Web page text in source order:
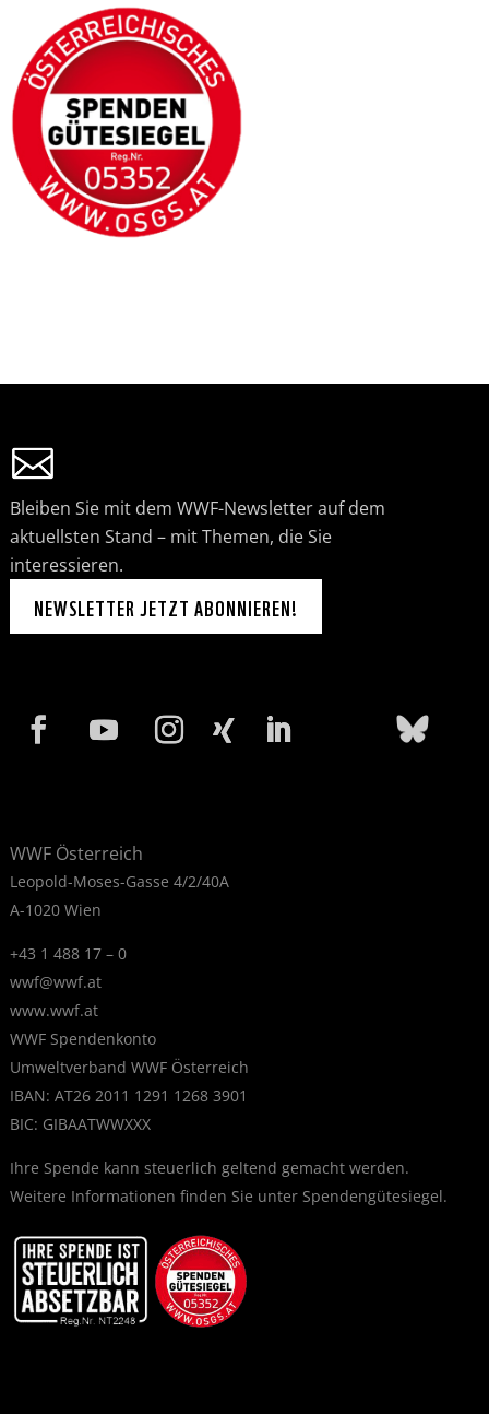
Bleiben Sie mit dem WWF-Newsletter auf dem
aktuellsten Stand – mit Themen, die Sie
interessieren.
NEWSLETTER JETZT ABONNIEREN!
WWF Österreich
Leopold-Moses-Gasse 4/2/40A
A-1020 Wien
+43 1 488 17 – 0
wwf@wwf.at
www.wwf.at
WWF Spendenkonto
Umweltverband WWF Österreich
IBAN: AT26 2011 1291 1268 3901
BIC: GIBAATWWXXX
Ihre Spende kann steuerlich geltend gemacht werden.
Weitere Informationen finden Sie unter Spendengütesiegel.